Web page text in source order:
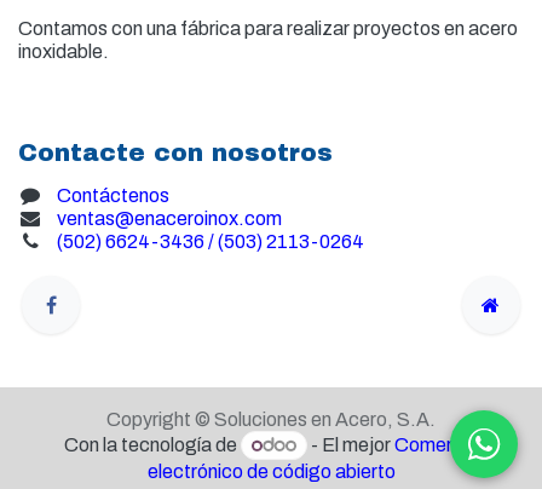
Contamos con una fábrica para realizar proyectos en acero
inoxidable.
Contacte con nosotros
Contáctenos
ventas@enaceroinox.com
(502) 6624-3436 / (503) 2113-0264
Copyright © Soluciones en Acero, S.A.
Con la tecnología de
- El mejorComercio
electrónico de código abierto